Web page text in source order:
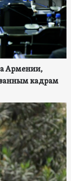
Армении,
кадрам